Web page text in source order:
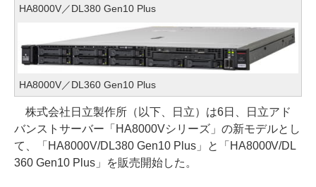
HA8000V／DL380 Gen10 Plus
HA8000V／DL360 Gen10 Plus
株式会社日立製作所（以下、日立）は6日、日立アド
バンストサーバー「HA8000Vシリーズ」の新モデルとし
て、「HA8000V/DL380 Gen10 Plus」と「HA8000V/DL
360 Gen10 Plus」を販売開始した。